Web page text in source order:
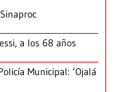
a los 68 años
Municipal: ‘Ojalá